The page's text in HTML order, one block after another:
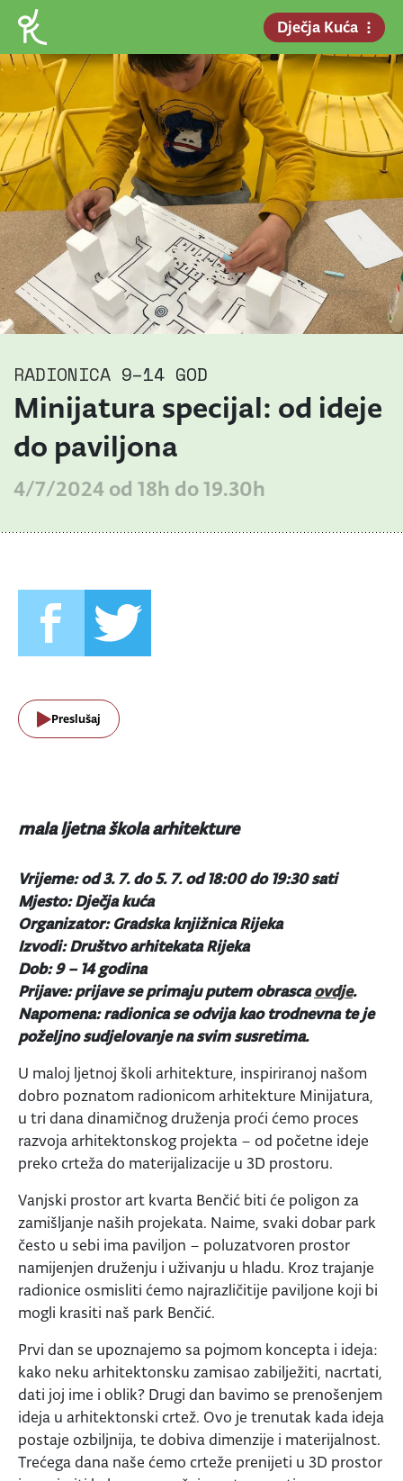
Dječja Kuća
RADIONICA 9–14 GOD
Minijatura specijal: od ideje
do paviljona
4/7/2024 od 18h do 19.30h
Preslušaj
mala ljetna škola arhitekture
Vrijeme: od 3. 7. do 5. 7. od 18:00 do 19:30 sati
Mjesto: Dječja kuća
Organizator: Gradska knjižnica Rijeka
Izvodi: Društvo arhitekata Rijeka
Dob: 9 – 14 godina
Prijave: prijave se primaju putem obrascaovdje.
Napomena: radionica se odvija kao trodnevna te je
poželjno sudjelovanje na svim susretima.
U maloj ljetnoj školi arhitekture, inspiriranoj našom
dobro poznatom radionicom arhitekture Minijatura,
u tri dana dinamičnog druženja proći ćemo proces
razvoja arhitektonskog projekta – od početne ideje
preko crteža do materijalizacije u 3D prostoru.
Vanjski prostor art kvarta Benčić biti će poligon za
zamišljanje naših projekata. Naime, svaki dobar park
često u sebi ima paviljon – poluzatvoren prostor
namijenjen druženju i uživanju u hladu. Kroz trajanje
radionice osmisliti ćemo najrazličitije paviljone koji bi
mogli krasiti naš park Benčić.
Prvi dan se upoznajemo sa pojmom koncepta i ideja:
kako neku arhitektonsku zamisao zabilježiti, nacrtati,
dati joj ime i oblik? Drugi dan bavimo se prenošenjem
ideja u arhitektonski crtež. Ovo je trenutak kada ideja
postaje ozbiljnija, te dobiva dimenzije i materijalnost.
Trećega dana naše ćemo crteže prenijeti u 3D prostor